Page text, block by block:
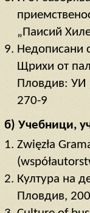
„Паисий
Недописани
Щрихи от
Пловдив: УИ
270-9
б) Учебници,
Zwięzła
Култура на
Пловдив,